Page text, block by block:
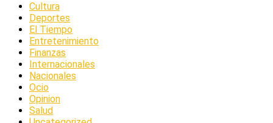
Cultura
Deportes
El Tiempo
Entretenimiento
Finanzas
Internacionales
Nacionales
Ocio
Opinion
Salud